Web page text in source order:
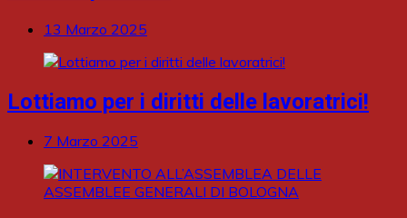
13 Marzo 2025
Lottiamo per i diritti delle lavoratrici!
7 Marzo 2025